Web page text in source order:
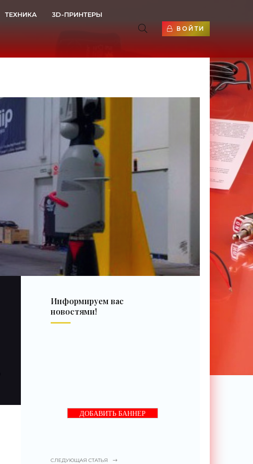
ТЕХНИКА 3D-ПРИНТЕРЫ
ВОЙТИ
Информируем вас
новостями!
ДОБАВИТЬ БАННЕР
СЛЕДУЮЩАЯ СТАТЬЯ